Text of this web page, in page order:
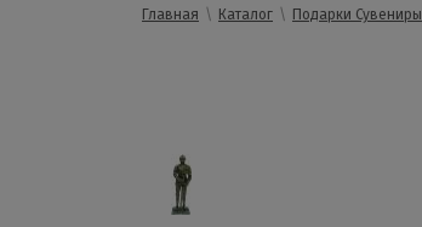
Главная Каталог Подарки Сувениры